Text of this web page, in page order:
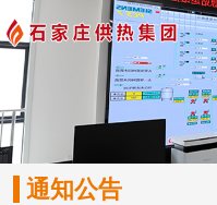
通知公告